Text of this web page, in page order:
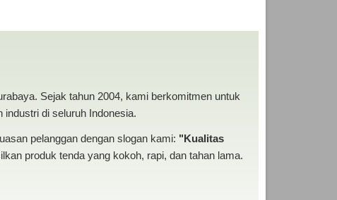
Sejak tahun 2004, kami berkomitmen untuk
di seluruh Indonesia.
pelanggan dengan slogan kami: "Kualitas
produk tenda yang kokoh, rapi, dan tahan lama.